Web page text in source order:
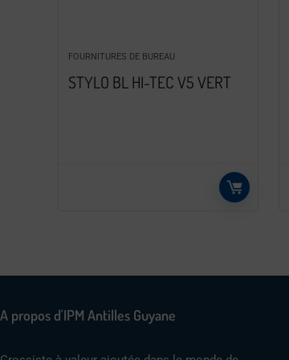
FOURNITURES DE BUREAU
STYLO BL HI-TEC V5 VERT
A propos d'IPM Antilles Guyane